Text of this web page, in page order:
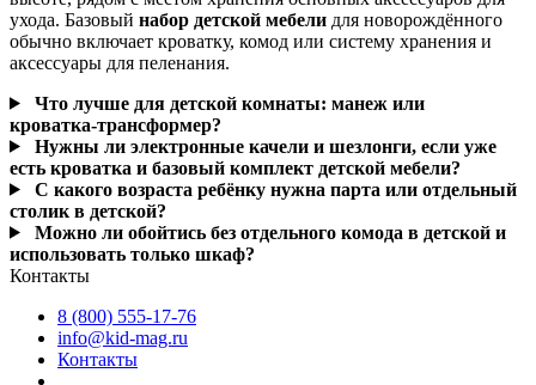
ухода. Базовый набор детской мебели для новорождённого
обычно включает кроватку, комод или систему хранения и
аксессуары для пеленания.
Что лучше для детской комнаты: манеж или
кроватка‑трансформер?
Нужны ли электронные качели и шезлонги, если уже
есть кроватка и базовый комплект детской мебели?
С какого возраста ребёнку нужна парта или отдельный
столик в детской?
Можно ли обойтись без отдельного комода в детской и
использовать только шкаф?
Контакты
8 (800) 555-17-76
info@kid-mag.ru
Контакты